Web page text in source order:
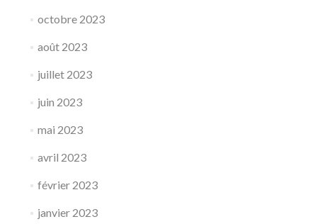
octobre 2023
août 2023
juillet 2023
juin 2023
mai 2023
avril 2023
février 2023
janvier 2023